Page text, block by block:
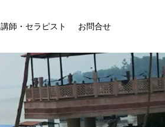
講師・セラピスト お問合せ